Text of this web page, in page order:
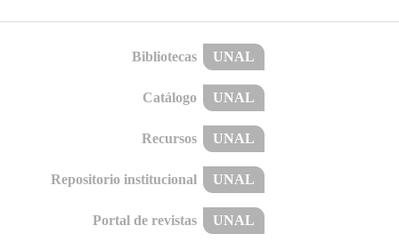
Bibliotecas UNAL
Catálogo UNAL
Recursos UNAL
Repositorio institucional UNAL
Portal de revistas UNAL